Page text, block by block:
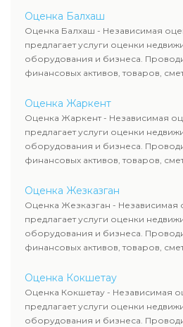
определяют рыночную стоимость
рассчитывают ущерб. Все отчеты
требованиям законодательства и
сделок, кредитования и судебных
Оценка Балхаш
Оценка Балхаш - Независимая
предлагает услуги оценки
оборудования и бизнеса.
финансовых активов, товаров,
оценка животных и
определяют рыночную стоимость
рассчитывают ущерб. Все отчеты
требованиям законодательства и
сделок, кредитования и судебных
Оценка Жаркент
Оценка Жаркент - Независимая
предлагает услуги оценки
оборудования и бизнеса.
финансовых активов, товаров,
оценка животных и
определяют рыночную стоимость
рассчитывают ущерб. Все отчеты
требованиям законодательства и
сделок, кредитования и судебных
Оценка Жезказган
Оценка Жезказган - Независимая
предлагает услуги оценки
оборудования и бизнеса.
финансовых активов, товаров,
оценка животных и
определяют рыночную стоимость
рассчитывают ущерб. Все отчеты
требованиям законодательства и
сделок, кредитования и судебных
Оценка Кокшетау
Оценка Кокшетау - Независимая
предлагает услуги оценки
оборудования и бизнеса.